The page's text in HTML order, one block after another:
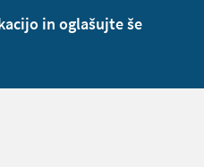
in oglašujte še